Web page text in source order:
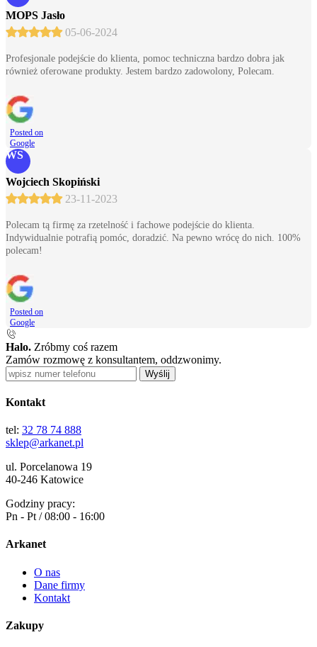
MOPS Jasło
05-06-2024
Profesjonale podejście do klienta, pomoc techniczna bardzo dobra jak
również oferowane produkty. Jestem bardzo zadowolony, Polecam.
Posted on
Google
WS
Wojciech Skopiński
23-11-2023
Polecam tą firmę za rzetelność i fachowe podejście do klienta.
Indywidualnie potrafią pomóc, doradzić. Na pewno wrócę do nich. 100%
polecam!
Posted on
Google
Halo. Zróbmy coś razem
Zamów rozmowę z konsultantem, oddzwonimy.
Wyślij
Kontakt
tel: 32 78 74 888
sklep@arkanet.pl
ul. Porcelanowa 19
40-246 Katowice
Godziny pracy:
Pn - Pt / 08:00 - 16:00
Arkanet
O nas
Dane firmy
Kontakt
Zakupy